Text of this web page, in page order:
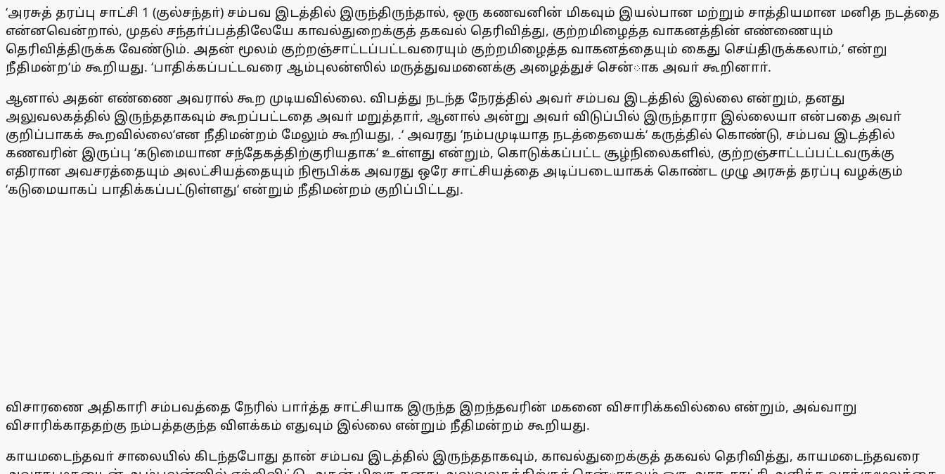
‘அரசுத் தரப்பு சாட்சி 1 (குல்சந்தா்) சம்பவ இடத்தில் இருந்திருந்தால், ஒரு கணவனின் மிகவும் இயல்பான மற்றும் சாத்தியமான மனித நடத்தை
என்னவென்றால், முதல் சந்தா்ப்பத்திலேயே காவல்துறைக்குத் தகவல் தெரிவித்து, குற்றமிழைத்த வாகனத்தின் எண்ணையும்
தெரிவித்திருக்க வேண்டும். அதன் மூலம் குற்றஞ்சாட்டப்பட்டவரையும் குற்றமிழைத்த வாகனத்தையும் கைது செய்திருக்கலாம்,‘ என்று
நீதிமன்ற‘ம் கூறியது. ‘பாதிக்கப்பட்டவரை ஆம்புலன்ஸில் மருத்துவமனைக்கு அழைத்துச் சென்ாக அவா் கூறினாா்.
ஆனால் அதன் எண்ணை அவரால் கூற முடியவில்லை. விபத்து நடந்த நேரத்தில் அவா் சம்பவ இடத்தில் இல்லை என்றும், தனது
அலுவலகத்தில் இருந்ததாகவும் கூறப்பட்டதை அவா் மறுத்தாா், ஆனால் அன்று அவா் விடுப்பில் இருந்தாரா இல்லையா என்பதை அவா்
குறிப்பாகக் கூறவில்லை‘என நீதிமன்றம் மேலும் கூறியது, .‘ அவரது ‘நம்பமுடியாத நடத்தையைக்‘ கருத்தில் கொண்டு, சம்பவ இடத்தில்
கணவரின் இருப்பு ‘கடுமையான சந்தேகத்திற்குரியதாக‘ உள்ளது என்றும், கொடுக்கப்பட்ட சூழ்நிலைகளில், குற்றஞ்சாட்டப்பட்டவருக்கு
எதிரான அவசரத்தையும் அலட்சியத்தையும் நிரூபிக்க அவரது ஒரே சாட்சியத்தை அடிப்படையாகக் கொண்ட முழு அரசுத் தரப்பு வழக்கும்
‘கடுமையாகப் பாதிக்கப்பட்டுள்ளது‘ என்றும் நீதிமன்றம் குறிப்பிட்டது.
விசாரணை அதிகாரி சம்பவத்தை நேரில் பாா்த்த சாட்சியாக இருந்த இறந்தவரின் மகனை விசாரிக்கவில்லை என்றும், அவ்வாறு
விசாரிக்காததற்கு நம்பத்தகுந்த விளக்கம் எதுவும் இல்லை என்றும் நீதிமன்றம் கூறியது.
காயமடைந்தவா் சாலையில் கிடந்தபோது தான் சம்பவ இடத்தில் இருந்ததாகவும், காவல்துறைக்குத் தகவல் தெரிவித்து, காயமடைந்தவரை